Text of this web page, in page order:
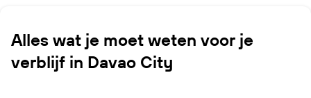
Alles wat je moet weten voor je
verblijf in Davao City